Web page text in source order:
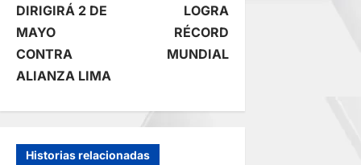
e
g
a
DIRIGIRÁ 2 DE
MAYO
CONTRA
ALIANZA LIMA
LOGRA
RÉCORD
MUNDIAL
Historias relacionadas